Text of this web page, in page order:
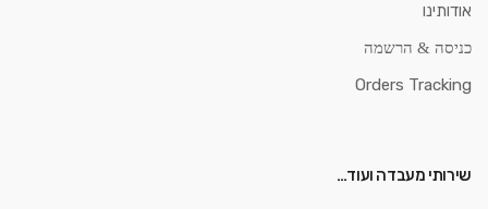
אודותינו
כניסה & הרשמה
Orders Tracking
שירותי מעבדה ועוד…